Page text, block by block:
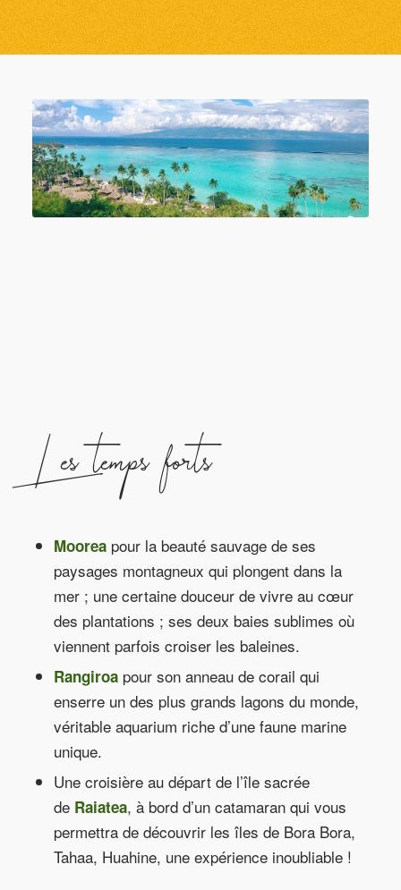
Les temps forts
Mooreapour la beauté sauvage de ses
paysages montagneux qui plongent dans la
mer ; une certaine douceur de vivre au cœur
des plantations ; ses deux baies sublimes où
viennent parfois croiser les baleines.
Rangiroapour son anneau de corail qui
enserre un des plus grands lagons du monde,
véritable aquarium riche d’une faune marine
unique.
Une croisière au départ de l’île sacrée
de Raiatea, à bord d’un catamaran qui vous
permettra de découvrir les îles de Bora Bora,
Tahaa, Huahine, une expérience inoubliable !